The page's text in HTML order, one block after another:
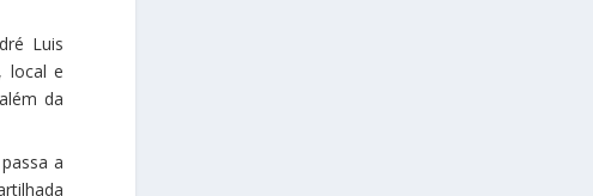
Luis
local e
da
a